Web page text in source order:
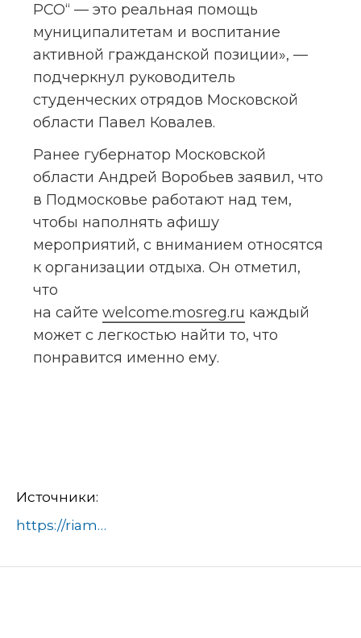
РСО“ — это реальная помощь
муниципалитетам и воспитание
активной гражданской позиции», —
подчеркнул руководитель
студенческих отрядов Московской
области Павел Ковалев.
Ранее губернатор Московской
области Андрей Воробьев заявил, что
в Подмосковье работают над тем,
чтобы наполнять афишу
мероприятий, с вниманием относятся
к организации отдыха. Он отметил,
что
на сайте welcome.mosreg.ru каждый
может с легкостью найти то, что
понравится именно ему.
Источники:
https://riamo.ru/news/obschestvo/v-podmoskove-zavershilsja-regionalnyj-forum-snezhnyj-desant/